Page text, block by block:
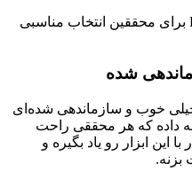
شده
خیلی خوب و سازماندهی شده‌ای
داده که هر محققی راحت
این ابزار رو یاد بگیره و
بزنه.